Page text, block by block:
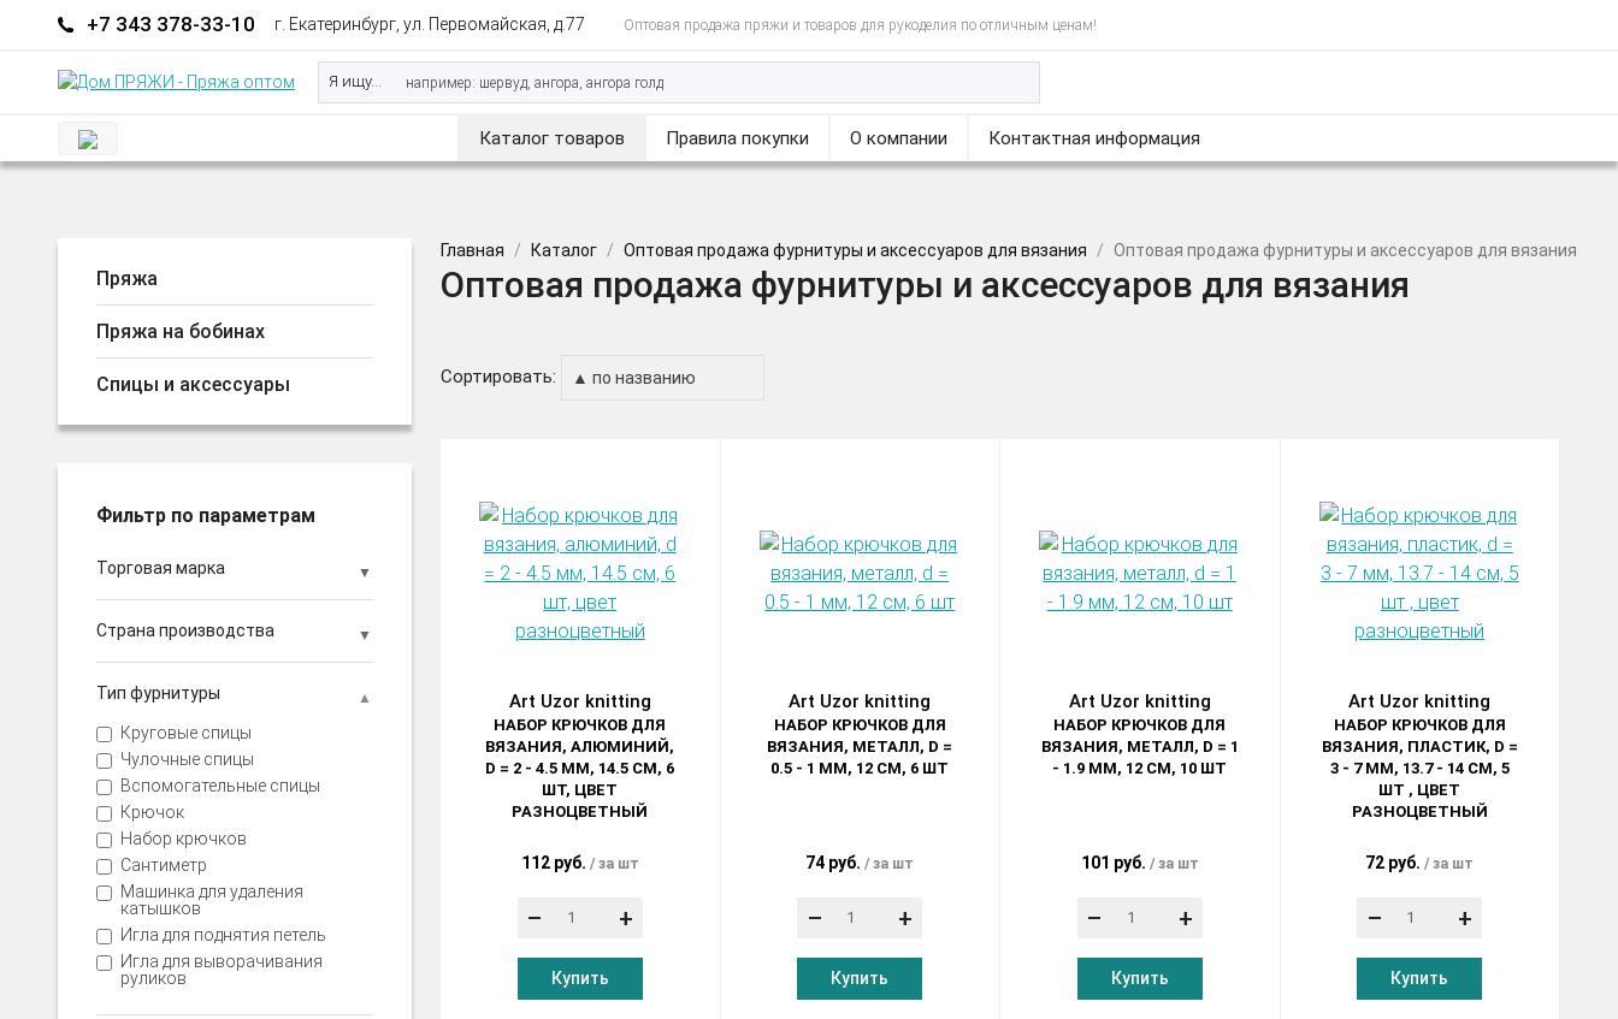
+7 343 378-33-10 г. Екатеринбург, ул. Первомайская, д.77 Оптовая продажа пряжи и товаров для рукоделия по отличным ценам!
Я ищу...
Каталог товаров Правила покупки О компании Контактная информация
Пряжа
Пряжа на бобинах
Спицы и аксессуары
Фильтр по параметрам
Торговая марка
Страна производства
Тип фурнитуры
Круговые спицы
Чулочные спицы
Вспомогательные спицы
Крючок
Набор крючков
Сантиметр
Машинка для удаления
катышков
Игла для поднятия петель
Игла для выворачивания
руликов
Главная Каталог Оптовая продажа фурнитуры и аксессуаров для вязания Оптовая продажа фурнитуры и аксессуаров для вязания
Оптовая продажа фурнитуры и аксессуаров для вязания
Сортировать:
Art Uzor knitting
НАБОР КРЮЧКОВ ДЛЯ
ВЯЗАНИЯ, АЛЮМИНИЙ,
D = 2 - 4.5 ММ, 14.5 СМ, 6
ШТ, ЦВЕТ
РАЗНОЦВЕТНЫЙ
112 руб. за шт
– +
Купить
Art Uzor knitting
НАБОР КРЮЧКОВ ДЛЯ
ВЯЗАНИЯ, МЕТАЛЛ, D =
0.5 - 1 ММ, 12 СМ, 6 ШТ
74 руб. за шт
– +
Купить
Art Uzor knitting
НАБОР КРЮЧКОВ ДЛЯ
ВЯЗАНИЯ, МЕТАЛЛ, D = 1
- 1.9 ММ, 12 СМ, 10 ШТ
101 руб. за шт
– +
Купить
Art Uzor knitting
НАБОР КРЮЧКОВ ДЛЯ
ВЯЗАНИЯ, ПЛАСТИК, D =
3 - 7 ММ, 13.7 - 14 СМ, 5
ШТ , ЦВЕТ
РАЗНОЦВЕТНЫЙ
72 руб. за шт
– +
Купить